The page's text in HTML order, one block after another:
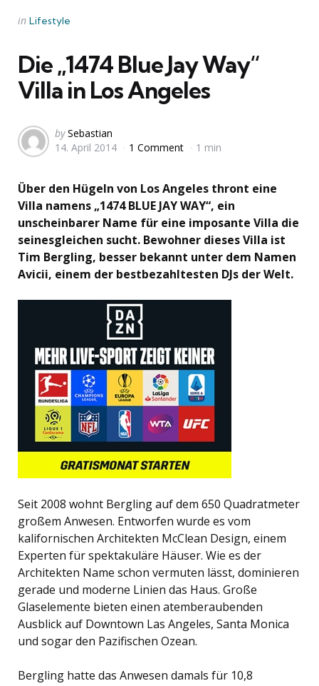
Categories
Posted
in Lifestyle
Die „1474 Blue Jay Way“
Villa in Los Angeles
Posted
by
by Sebastian
14. April 2014
1 Comment 1 min
Über den Hügeln von Los Angeles thront eine
Villa namens „1474 BLUE JAY WAY“, ein
unscheinbarer Name für eine imposante Villa die
seinesgleichen sucht. Bewohner dieses Villa ist
Tim Bergling, besser bekannt unter dem Namen
Avicii, einem der bestbezahltesten DJs der Welt.
Seit 2008 wohnt Bergling auf dem 650 Quadratmeter
großem Anwesen. Entworfen wurde es vom
kalifornischen Architekten McClean Design, einem
Experten für spektakuläre Häuser. Wie es der
Architekten Name schon vermuten lässt, dominieren
gerade und moderne Linien das Haus. Große
Glaselemente bieten einen atemberaubenden
Ausblick auf Downtown Las Angeles, Santa Monica
und sogar den Pazifischen Ozean.
Bergling hatte das Anwesen damals für 10,8